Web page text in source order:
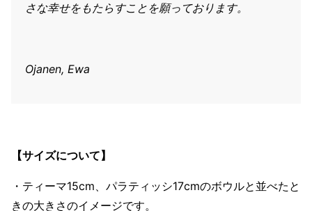
さな幸せをもたらすことを願っております。
Ojanen, Ewa
【サイズについて】
・ティーマ15cm、パラティッシ17cmのボウルと並べたと
きの大きさのイメージです。